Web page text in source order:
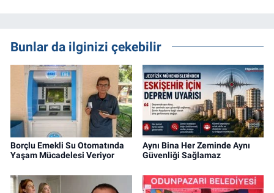
Bunlar da ilginizi çekebilir
Borçlu Emekli Su Otomatında
Yaşam Mücadelesi Veriyor
Aynı Bina Her Zeminde Aynı
Güvenliği Sağlamaz